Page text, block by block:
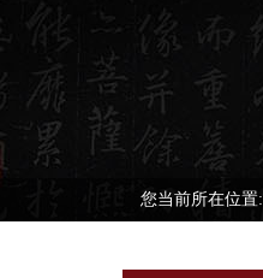
您当前所在位置: